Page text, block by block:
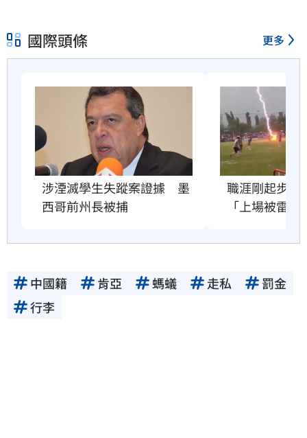
國際頭條 更多
涉湮滅學生失蹤案證據　墨
西哥前州長被捕
職涯剛起步　
「上場被雷劈
中國籍 肯亞 螞蟻 走私
罰金
行李